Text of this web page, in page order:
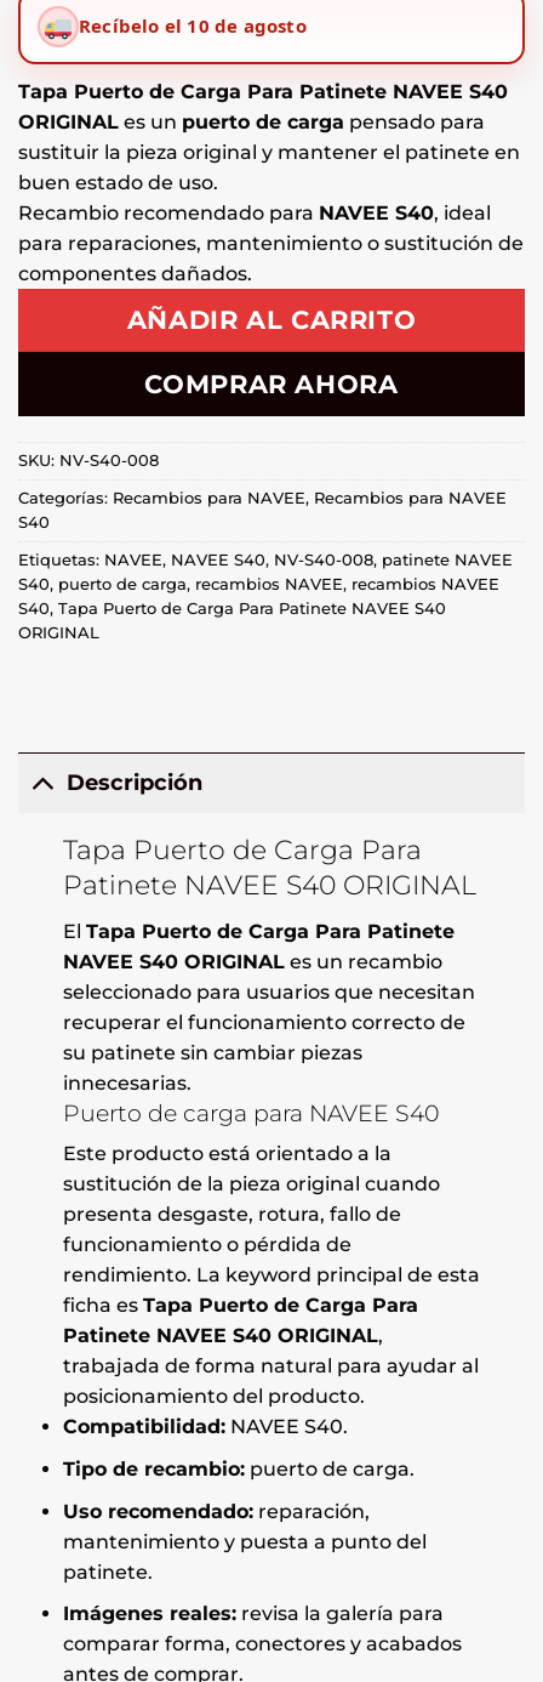
Recíbelo el 10 de agosto
Tapa Puerto de Carga Para Patinete NAVEE S40
ORIGINAL es un puerto de carga pensado para
sustituir la pieza original y mantener el patinete en
buen estado de uso.
Recambio recomendado para NAVEE S40, ideal
para reparaciones, mantenimiento o sustitución de
componentes dañados.
AÑADIR AL CARRITO
COMPRAR AHORA
SKU: NV-S40-008
Categorías: Recambios para NAVEE, Recambios para NAVEE
S40
Etiquetas: NAVEE, NAVEE S40, NV-S40-008, patinete NAVEE
S40, puerto de carga, recambios NAVEE, recambios NAVEE
S40, Tapa Puerto de Carga Para Patinete NAVEE S40
ORIGINAL
Descripción
Tapa Puerto de Carga Para
Patinete NAVEE S40 ORIGINAL
El Tapa Puerto de Carga Para Patinete
NAVEE S40 ORIGINALes un recambio
seleccionado para usuarios que necesitan
recuperar el funcionamiento correcto de
su patinete sin cambiar piezas
innecesarias.
Puerto de carga para NAVEE S40
Este producto está orientado a la
sustitución de la pieza original cuando
presenta desgaste, rotura, fallo de
funcionamiento o pérdida de
rendimiento. La keyword principal de esta
ficha es Tapa Puerto de Carga Para
Patinete NAVEE S40 ORIGINAL,
trabajada de forma natural para ayudar al
posicionamiento del producto.
Compatibilidad:NAVEE S40.
Tipo de recambio:puerto de carga.
Uso recomendado:reparación,
mantenimiento y puesta a punto del
patinete.
Imágenes reales:revisa la galería para
comparar forma, conectores y acabados
antes de comprar.